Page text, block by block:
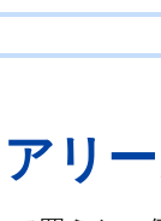
リ